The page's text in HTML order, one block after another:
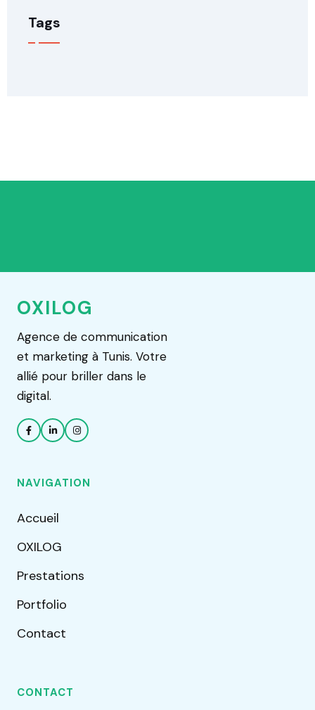
Tags
OXILOG
Agence de communication
et marketing à Tunis. Votre
allié pour briller dans le
digital.
NAVIGATION
Accueil
OXILOG
Prestations
Portfolio
Contact
CONTACT